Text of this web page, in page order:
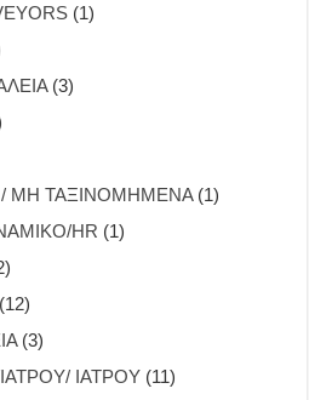
(1)
(3)
/ ΜΗ ΤΑΞΙΝΟΜΗΜΕΝΑ(1)
HR (1)
(12)
(3)
ΙΑΤΡΟΥ (11)